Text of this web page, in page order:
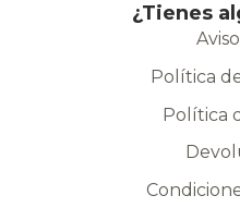
¿Tienes
Política
Política